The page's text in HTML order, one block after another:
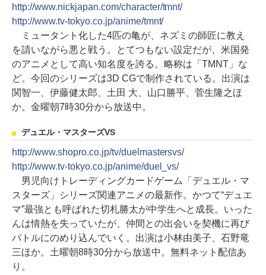
http://www.nickjapan.com/character/tmnt/
http://www.tv-tokyo.co.jp/anime/tmnt/
ミュータント化した4匹の亀が、ネズミの師匠に教え
を請いながら悪と戦う。とてつもない設定だが、米国発
のアニメとして高い知名度を誇る。略称は「TMNT」な
ど。今回のシリーズは3D CGで制作されている。出演は
関智一、伊藤健太郎、土田 大、山口勝平、菅生隆之ほ
か。金曜朝7時30分から放送中。
デュエル・マスターズVS
http://www.shopro.co.jp/tv/duelmastersvs/
http://www.tv-tokyo.co.jp/anime/duel_vs/
男児向けトレーディングカードゲーム「デュエル・マ
スターズ」シリーズ関連アニメの最新作。かつて“デュエ
マ”最強とも呼ばれた切札勝太が中学生へと成長。いった
んは情熱を失っていたが、仲間との出会いを契機に再び
バトルにのめり込んでいく。出演は小林由美子、石野竜
三ほか。土曜朝8時30分から放送中。無料ネット配信あ
り。